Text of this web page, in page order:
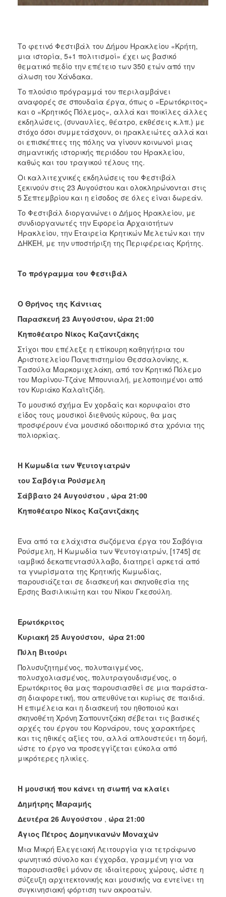
ΠΟΛΗ
Το φετινό Φεστιβάλ του Δήμου Ηρακλείου «Κρήτη,
μια ιστορία, 5+1 πολιτισμοί» έχει ως βασικό
θεματικό πεδίο την επέτειο των 350 ετών από την
άλωση του Χάνδακα.
Το πλούσιο πρόγραμμά του περιλαμβάνει
αναφορές σε σπουδαία έργα, όπως ο «Ερωτόκριτος»
και ο «Κρητικός Πόλεμος», αλλά και ποικίλες άλλες
εκδηλώσεις, (συναυλίες, θέατρο, εκθέσεις κ.λπ.) με
στόχο όσοι συμμετάσχουν, οι ηρακλειώτες αλλά και
οι επισκέπτες της πόλης να γίνουν κοινωνοί μιας
σημαντικής ιστορικής περιόδου του Ηρακλείου,
καθώς και του τραγικού τέλους της.
Οι καλλιτεχνικές εκδηλώσεις του Φεστιβάλ
ξεκινούν στις 23 Αυγούστου και ολοκληρώνονται στις
5 Σεπτεμβρίου και η είσοδος σε όλες είναι δωρεάν.
To Φεστιβάλ διοργανώνει ο Δήμος Ηρακλείου, με
συνδιοργανωτές την Εφορεία Αρχαιοτήτων
Ηρακλείου, την Εταιρεία Κρητικών Μελετών και την
ΔΗΚΕΗ, με την υποστήριξη της Περιφέρειας Κρήτης.
Το πρόγραμμα του Φεστιβάλ
Ο Θρήνος της Κάντιας
Παρασκευή 23 Αυγούστου, ώρα 21:00
Κηποθέατρο Νίκος Καζαντζάκης
Στίχοι που επέλεξε η επίκουρη καθηγήτρια του
Αριστοτελείου Πανεπιστημίου Θεσσαλονίκης, κ.
Τασούλα Μαρκομιχελάκη, από τον Κρητικό Πόλεμο
του Μαρίνου-Τζάνε Μπουνιαλή, μελοποιημένοι από
τον Κυριάκο Καλαϊτζίδη.
Το μουσικό σχήμα Εν χορδαίς και κορυφαίοι στο
είδος τους μουσικοί διεθνούς κύρους, θα μας
προσφέρουν ένα μουσικό οδοιπορικό στα χρόνια της
πολιορκίας.
H Κωμωδία των Ψευτογιατρών
του Σαβόγια Ρούσμελη
Σάββατο 24 Αυγούστου , ώρα 21:00
Κηποθέατρο Νίκος Καζαντζάκης
Ένα από τα ελάχιστα σωζόμενα έργα του Σαβόγια
Ρούσμελη, Η Κωμωδία των Ψευτογιατρών, [1745] σε
ιαμβικό δεκαπεντασύλλαβο, διατηρεί αρκετά από
τα γνωρίσματα της Κρητικής Κωμωδίας,
παρουσιάζεται σε διασκευή και σκηνοθεσία της
Έρσης Βασιλικιώτη και του Νίκου Γκεσούλη.
Ερωτόκριτος
Κυριακή 25 Αυγούστου, ώρα 21:00
Πύλη Βιτούρι
Πολυσυζητημένος, πολυπαιγμένος,
πολυσχολιασμένος, πολυτραγου­δισμένος, ο
Ερωτόκριτος θα μας παρουσιασθεί σε μια παράστα­
ση διαφορετική, που απευθύνεται κυρίως σε παιδιά.
Η επιμέλεια και η διασκευή του ηθοποιού και
σκηνοθέτη Χρόνη Σαπουντζάκη σέβεται τις βασικές
αρχές του έργου του Κορνάρου, τους χαρακτήρες
και τις ηθικές αξίες του, αλλά απλουστεύει τη δομή,
ώστε το έργο να προσεγγίζεται εύκολα από
μικρότερες ηλικίες.
Η μουσική που κάνει τη σιωπή να κλαίει
Δημήτρης Μαραμής
Δευτέρα 26 Αυγούστου , ώρα 21:00
Άγιος Πέτρος Δομηνικανών Μοναχών
Μια Μικρή Ελεγειακή Λειτουργία για τετράφωνο
φωνητικό σύνολο και έγχορδα, γραμμένη για να
παρουσιασθεί μόνον σε ιδιαίτερους χώ­ρους, ώστε η
σύζευξη αρχιτεκτονικής και μουσικής να εντείνει τη
συ­γκινησιακή φόρτιση των ακροατών.